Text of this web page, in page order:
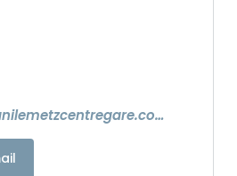
https://www.campanilemetzcentregare.com/